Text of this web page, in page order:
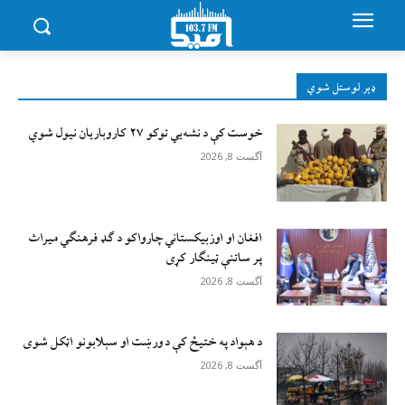
ډېر لوستل شوي
خوست کې د نشه‌يي توکو ۲۷ کاروباریان نیول شوي
آگست 8, 2026
افغان او اوزبیکستاني چارواکو د ګډ فرهنګي میراث
پر ساتنې ټینګار کړی
آگست 8, 2026
د هېواد په ختیځ کې د ورښت او سېلابونو اټکل شوی
آگست 8, 2026